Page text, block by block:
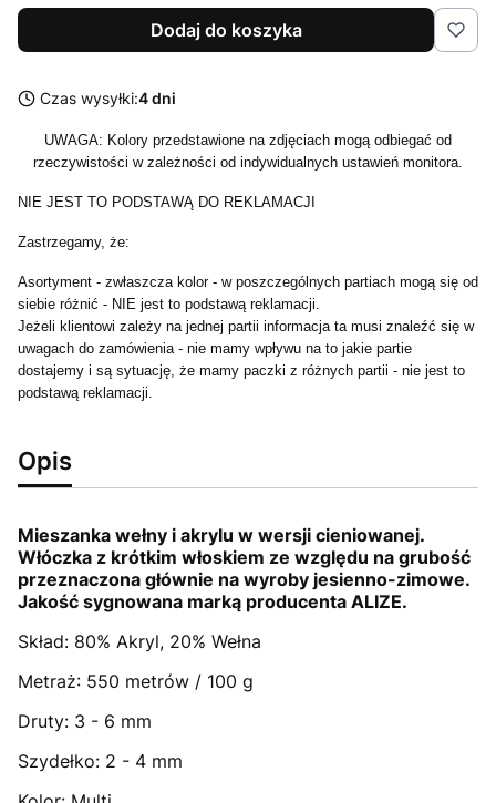
Dodaj do koszyka
Czas wysyłki:4 dni
UWAGA: Kolory przedstawione na zdjęciach mogą odbiegać od
rzeczywistości w zależności od indywidualnych ustawień monitora.
NIE JEST TO PODSTAWĄ DO REKLAMACJI
Zastrzegamy, że:
Asortyment - zwłaszcza kolor - w poszczególnych partiach mogą się od
siebie różnić - NIE jest to podstawą reklamacji.
Jeżeli klientowi zależy na jednej partii informacja ta musi znaleźć się w
uwagach do zamówienia - nie mamy wpływu na to jakie partie
dostajemy i są sytuację, że mamy paczki z różnych partii - nie jest to
podstawą reklamacji.
Opis
Mieszanka wełny i akrylu w wersji cieniowanej.
Włóczka z krótkim włoskiem ze względu na grubość
przeznaczona głównie na wyroby jesienno-zimowe.
Jakość sygnowana marką producenta ALIZE.
Skład: 80% Akryl, 20% Wełna
Metraż: 550 metrów / 100 g
Druty: 3 - 6 mm
Szydełko: 2 - 4 mm